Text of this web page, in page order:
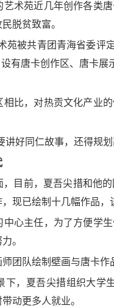
术苑近几年创作各类
脱贫致富。
苑被共青团青海省委评
有唐卡创作区、唐卡
比，对热贡文化产业
讲好同仁故事，还得规
目前，夏吾尖措和他
现已绘制十几幅作品
心主任，为了方便学
。
团队绘制壁画与唐卡
下，夏吾尖措组织大学
动更多人就业。